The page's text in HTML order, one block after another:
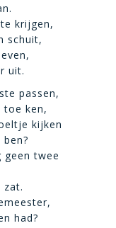
krijgen,
schuit,
uit.
passen,
toe ken,
kijken
geen twee
zat.
had?